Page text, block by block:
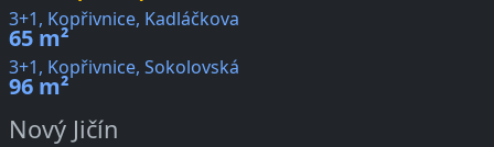
3+1, Kopřivnice, Kadláčkova
65 m²
3+1, Kopřivnice, Sokolovská
96 m²
Nový Jičín